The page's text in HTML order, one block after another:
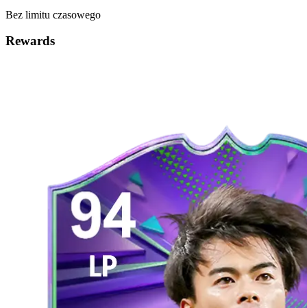
Bez limitu czasowego
Rewards